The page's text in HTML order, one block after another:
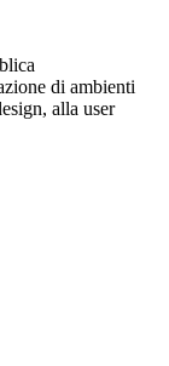
di ambienti
alla user